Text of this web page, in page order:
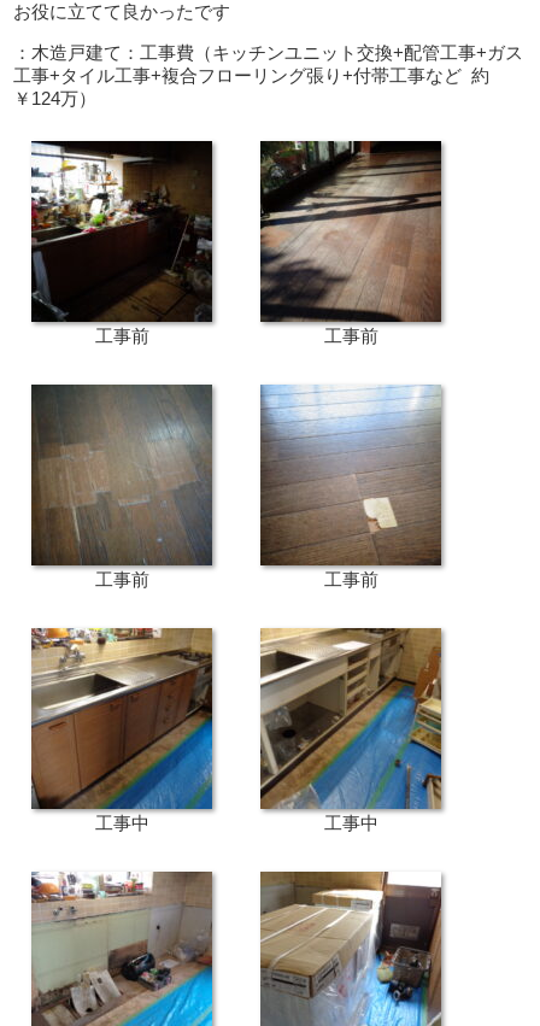
お役に立てて良かったです
：木造戸建て：工事費（キッチンユニット交換+配管工事+ガス
工事+タイル工事+複合フローリング張り+付帯工事など 約
￥124万）
工事前 工事前
工事前 工事前
工事中 工事中